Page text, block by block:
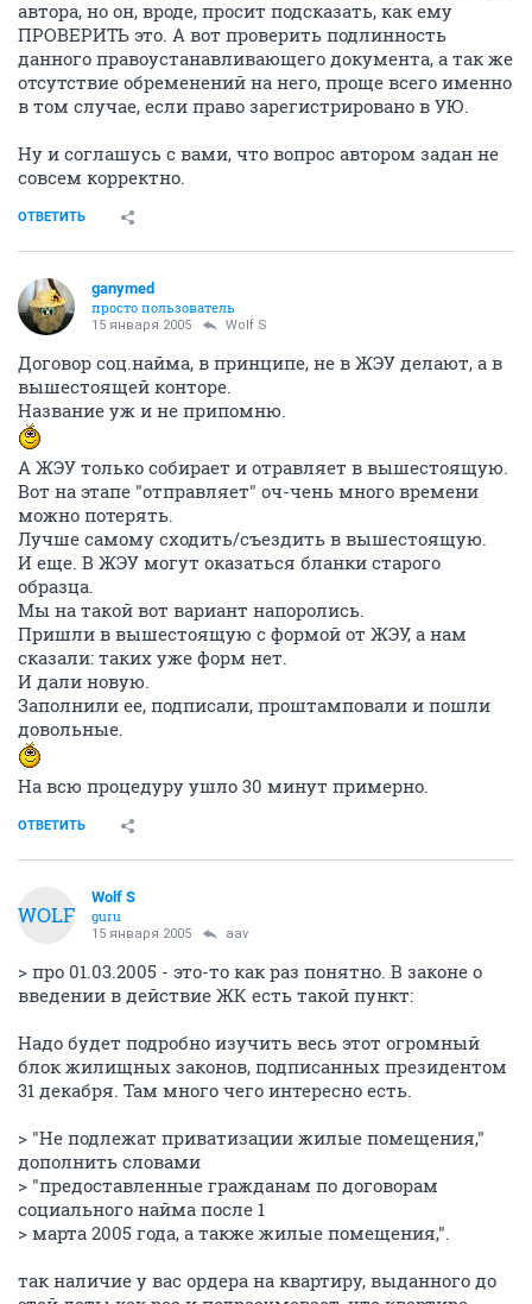
автора, но он, вроде, просит подсказать, как ему
ПРОВЕРИТЬ это. А вот проверить подлинность
данного правоустанавливающего документа, а так же
отсутствие обременений на него, проще всего именно
в том случае, если право зарегистрировано в УЮ.
Ну и соглашусь с вами, что вопрос автором задан не
совсем корректно.
ОТВЕТИТЬ
ganymed
просто пользователь
15 января 2005 Wolf S
Договор соц.найма, в принципе, не в ЖЭУ делают, а в
вышестоящей конторе.
Название уж и не припомню.
А ЖЭУ только собирает и отравляет в вышестоящую.
Вот на этапе "отправляет" оч-чень много времени
можно потерять.
Лучше самому сходить/съездить в вышестоящую.
И еще. В ЖЭУ могут оказаться бланки старого
образца.
Мы на такой вот вариант напоролись.
Пришли в вышестоящую с формой от ЖЭУ, а нам
сказали: таких уже форм нет.
И дали новую.
Заполнили ее, подписали, проштамповали и пошли
довольные.
На всю процедуру ушло 30 минут примерно.
ОТВЕТИТЬ
WOLF
Wolf S
guru
15 января 2005 aav
> про 01.03.2005 - это-то как раз понятно. В законе о
введении в действие ЖК есть такой пункт:
Надо будет подробно изучить весь этот огромный
блок жилищных законов, подписанных президентом
31 декабря. Там много чего интересно есть.
> "Не подлежат приватизации жилые помещения,"
дополнить словами
> "предоставленные гражданам по договорам
социального найма после 1
> марта 2005 года, а также жилые помещения,".
так наличие у вас ордера на квартиру, выданного до